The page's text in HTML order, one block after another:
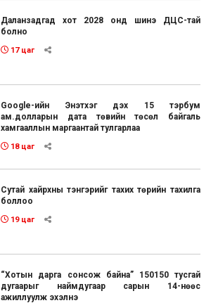
Даланзадгад хот 2028 онд шинэ ДЦС-тай
болно
17 цаг
Google-ийн Энэтхэг дэх 15 тэрбум
ам.долларын дата төвийн төсөл байгаль
хамгааллын маргаантай тулгарлаа
18 цаг
Сутай хайрхны тэнгэрийг тахих төрийн тахилга
боллоо
19 цаг
“Хотын дарга сонсож байна” 150150 тусгай
дугаарыг наймдугаар сарын 14-нөөс
ажиллуулж эхэлнэ